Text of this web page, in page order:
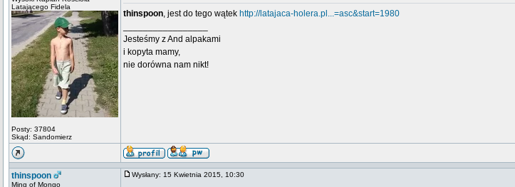
Latającego Fidela
Posty: 37804
Skąd: Sandomierz
thinspoon, jest do tego wątek http://latajaca-holera.pl...=asc&start=1980
Jesteśmy z And alpakami
i kopyta mamy,
nie dorówna nam nikt!
thinspoon
Ming of Mongo
Wysłany: 15 Kwietnia 2015, 10:30